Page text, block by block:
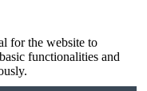
for the website to
functionalities and